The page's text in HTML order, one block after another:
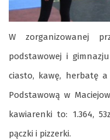
W zorganizowanej
podstawowej i
ciasto, kawę, herbatę a
Podstawową w
kawiarenki to: 1.364,
pączki i pizzerki.